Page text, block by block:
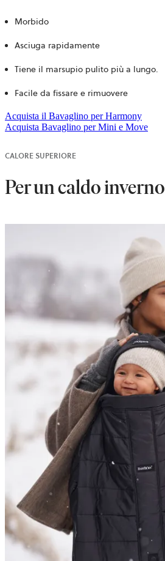
Morbido
Asciuga rapidamente
Tiene il marsupio pulito più a lungo.
Facile da fissare e rimuovere
Acquista il Bavaglino per Harmony
Acquista Bavaglino per Mini e Move
CALORE SUPERIORE
Per un caldo inverno